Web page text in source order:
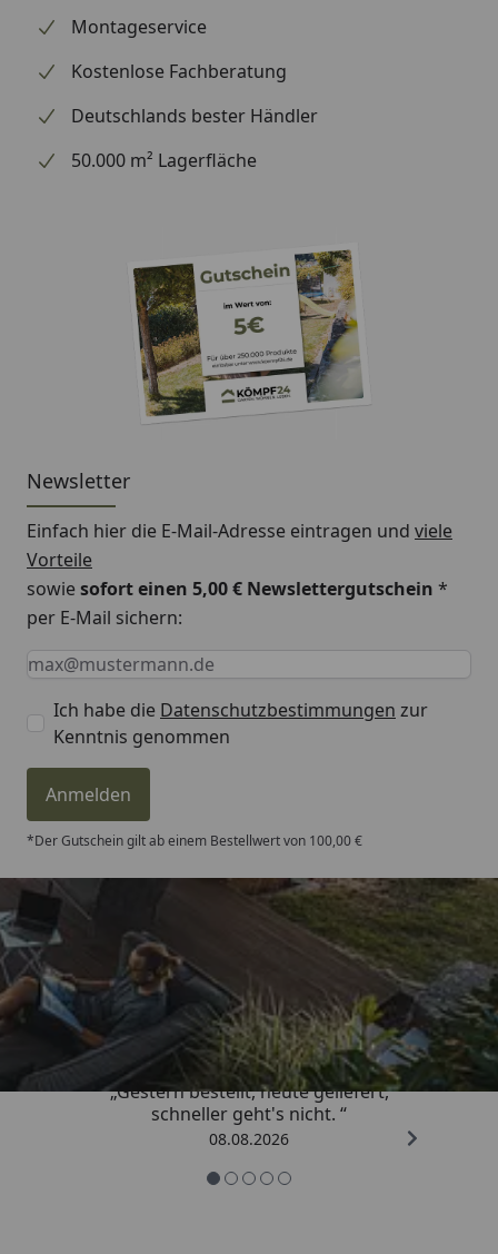
Montageservice
Kostenlose Fachberatung
Deutschlands bester Händler
50.000 m² Lagerfläche
Newsletter
Einfach hier die E-Mail-Adresse eintragen und viele
Vorteile
sowiesofort einen 5,00 € Newslettergutschein *
per E-Mail sichern:
Keine Eingabe erforderlich
Eingabe erforderlich
E-Mail *
Ich habe die Datenschutzbestimmungen zur
Kenntnis genommen
Anmelden
*Der Gutschein gilt ab einem Bestellwert von 100,00 €
Trusted Shops
4,81/ 5
„Gestern bestellt, heute geliefert,
schneller geht's nicht. “
08.08.2026